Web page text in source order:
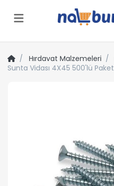
Menü
Hırdavat Malzemeleri
Sunta Vidası 4X45 500'lü Paket